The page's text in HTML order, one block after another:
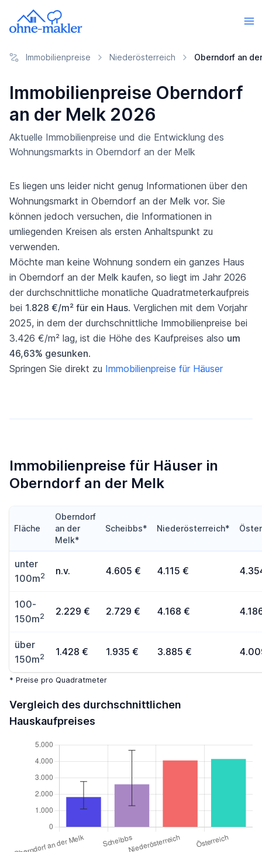
Immobilienpreise Niederösterreich Oberndorf an
Immobilienpreise Oberndorf
an der Melk 2026
Aktuelle Immobilienpreise und die Entwicklung des
Wohnungsmarkts in Oberndorf an der Melk
Es liegen uns leider nicht genug Informationen über den
Wohnungsmarkt in Oberndorf an der Melk vor. Sie
können jedoch versuchen, die Informationen in
umliegenden Kreisen als ersten Anhaltspunkt zu
verwenden.
Möchte man keine Wohnung sondern ein ganzes Haus
in Oberndorf an der Melk kaufen, so liegt im Jahr 2026
der durchschnittliche monatliche Quadratmeterkaufpreis
bei 1.828 €/m² für ein Haus. Verglichen mit dem Vorjahr
2025, in dem der durchschnittliche Immobilienpreise bei
3.426 €/m² lag, ist die Höhe des Kaufpreises also um
46,63% gesunken.
Springen Sie direkt zu Immobilienpreise für Häuser
Immobilienpreise für Häuser in
Oberndorf an der Melk
Fläche
Oberndorf
an der
Melk*
Scheibbs* Niederösterreich*
unter
100m2 n.v. 4.605 € 4.115 €
100-
150m2 2.229 € 2.729 € 4.168 €
über
150m2 1.428 € 1.935 € 3.885 €
* Preise pro Quadratmeter
Vergleich des durchschnittlichen
Hauskaufpreises